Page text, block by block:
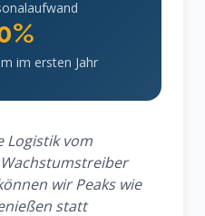
im ersten Jahr
Logistik vom
wir Peaks wie
statt